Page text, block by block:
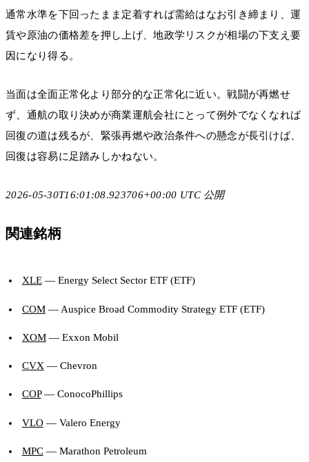
通常水準を下回ったまま定着すれば需給はなお引き締まり、運
賃や原油の価格差を押し上げ、地政学リスクが相場の下支え要
因になり得る。
当面は全面正常化より部分的な正常化に近い。戦闘が再燃せ
ず、通航の取り決めが商業運航会社にとって例外でなくなれば
回復の道は残るが、緊張再燃や政治条件への懸念が長引けば、
回復は容易に足踏みしかねない。
2026-05-30T16:01:08.923706+00:00 UTC 公開
関連銘柄
XLE— Energy Select Sector ETF (ETF)
COM— Auspice Broad Commodity Strategy ETF (ETF)
XOM— Exxon Mobil
CVX — Chevron
COP— ConocoPhillips
VLO— Valero Energy
MPC— Marathon Petroleum